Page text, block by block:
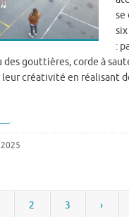
se
:
des gouttières, corde à
leur créativité en réalisant
2 3 ›